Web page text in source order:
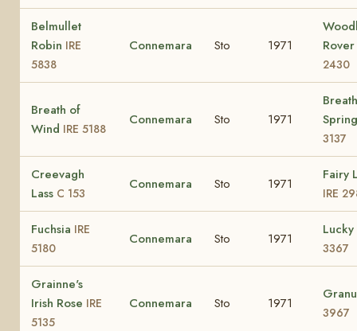
Belmullet
Robin IRE
5838
Connemara Sto 1971
Rover
2430
Breath of
Wind IRE 5188
Connemara Sto 1971
3137
Creevagh
Lass C 153
Connemara Sto 1971
Fairy
IRE
Fuchsia IRE
5180
Connemara Sto 1971
3367
Grainne's
Irish Rose IRE
5135
Connemara Sto 1971
3967